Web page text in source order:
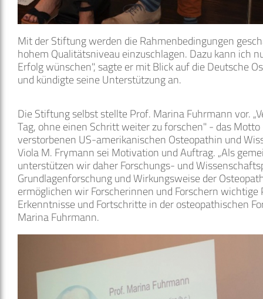
Mit der Stiftung werden die Rahmenbedingungen
hohem Qualitätsniveau einzuschlagen. Dazu kann ich
Erfolg wünschen", sagte er mit Blick auf die Deutsche
und kündigte seine Unterstützung an.
Die Stiftung selbst stellte Prof. Marina Fuhrmann vor.
Tag, ohne einen Schritt weiter zu forschen" - das
verstorbenen US-amerikanischen Osteopathin und
Viola M. Frymann sei Motivation und Auftrag. „Als
unterstützen wir daher Forschungs- und
Grundlagenforschung und Wirkungsweise der
ermöglichen wir Forscherinnen und Forschern wichtige
Erkenntnisse und Fortschritte in der osteopathischen
Marina Fuhrmann.